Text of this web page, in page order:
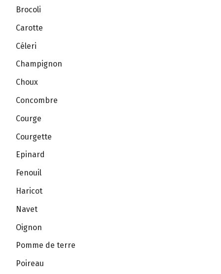
Brocoli
Carotte
Céleri
Champignon
Choux
Concombre
Courge
Courgette
Epinard
Fenouil
Haricot
Navet
Oignon
Pomme de terre
Poireau